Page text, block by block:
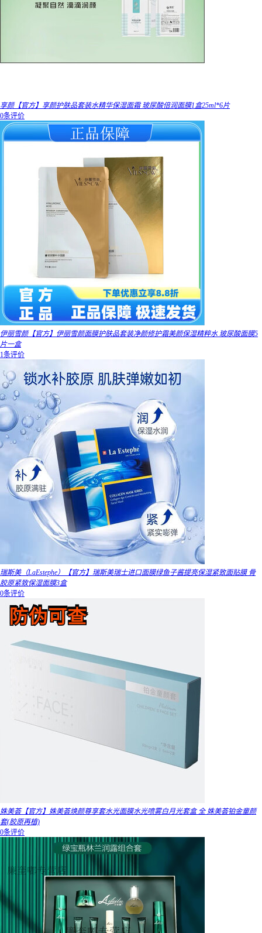
享颜【官方】享颜护肤品套装水精华保湿面霜 玻尿酸倍润面膜1盒25ml*6片
0条评价
伊丽雪颜【官方】伊丽雪颜面膜护肤品套装净颜修护霜美颜保湿精粹水 玻尿酸面膜5
片一盒
1条评价
瑞斯美（LaEstephe）【官方】瑞斯美瑞士进口面膜绿鱼子酱提亮保湿紧致面贴膜 骨
胶原紧致保湿面膜3盒
0条评价
姝美荟【官方】姝美荟焕颜尊享套水光面膜水光喷雾白月光套盒 全 姝美荟铂金童颜
套(胶原再植)
0条评价